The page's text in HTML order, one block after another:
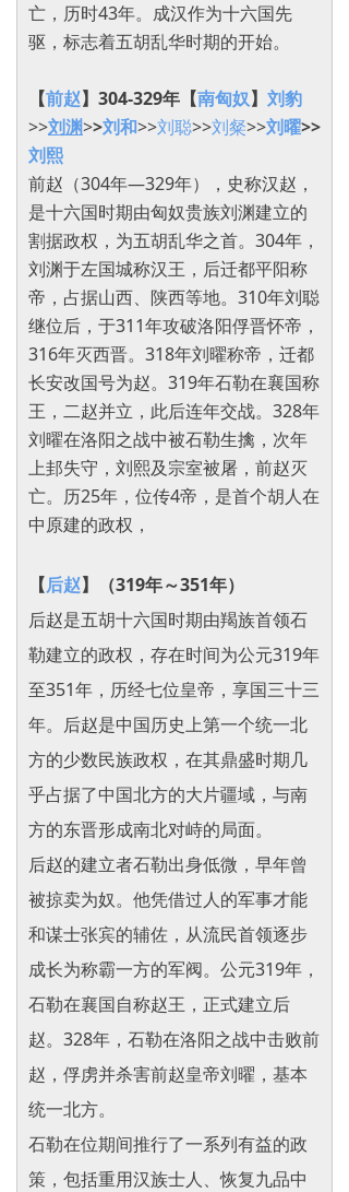
亡，历时43年。成汉作为十六国先
驱，标志着五胡乱华时期的开始。
【前赵】304-329年 【南匈奴】 刘豹
>>刘渊>>刘和>>刘聪>>刘粲>>刘曜>>
刘熙
前赵（304年—329年），史称汉赵，
是十六国时期由匈奴贵族刘渊建立的
割据政权，为五胡乱华之首。304年，
刘渊于左国城称汉王，后迁都平阳称
帝，占据山西、陕西等地。310年刘聪
继位后，于311年攻破洛阳俘晋怀帝，
316年灭西晋。318年刘曜称帝，迁都
长安改国号为赵。319年石勒在襄国称
王，二赵并立，此后连年交战。328年
刘曜在洛阳之战中被石勒生擒，次年
上邽失守，刘熙及宗室被屠，前赵灭
亡。历25年，位传4帝，是首个胡人在
中原建的政权，
【后赵】（319年～351年）
后赵是五胡十六国时期由羯族首领石
勒建立的政权，存在时间为公元319年
至351年，历经七位皇帝，享国三十三
年。后赵是中国历史上第一个统一北
方的少数民族政权，在其鼎盛时期几
乎占据了中国北方的大片疆域，与南
方的东晋形成南北对峙的局面。
后赵的建立者石勒出身低微，早年曾
被掠卖为奴。他凭借过人的军事才能
和谋士张宾的辅佐，从流民首领逐步
成长为称霸一方的军阀。公元319年，
石勒在襄国自称赵王，正式建立后
赵。328年，石勒在洛阳之战中击败前
赵，俘虏并杀害前赵皇帝刘曜，基本
统一北方。
石勒在位期间推行了一系列有益的政
策，包括重用汉族士人、恢复九品中